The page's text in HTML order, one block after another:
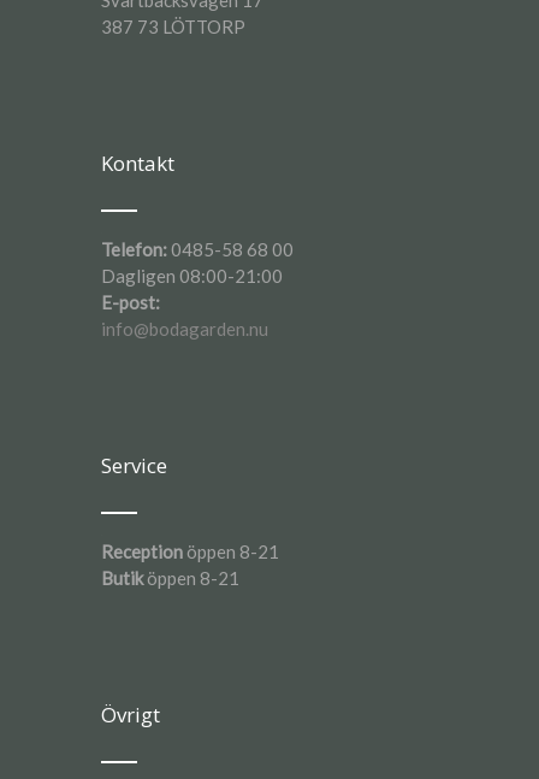
387 73 LÖTTORP
Kontakt
Telefon:0485-58 68 00
Dagligen 08:00-21:00
E-post:
info@bodagarden.nu
Service
Reception öppen 8-21
Butiköppen 8-21
Övrigt